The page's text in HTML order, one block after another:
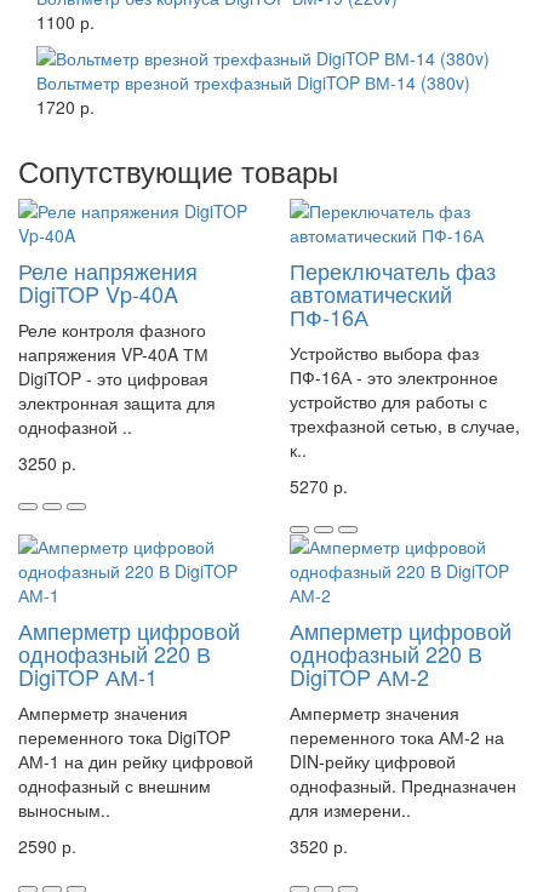
1100 р.
Вольтметр врезной трехфазный DigiTOP ВМ-14 (380v)
1720 р.
Сопутствующие товары
Реле напряжения
DigiTOP Vp-40A
Реле контроля фазного
напряжения VP-40A ТМ
DigiTOP - это цифровая
электронная защита для
однофазной ..
3250 р.
Переключатель фаз
автоматический
ПФ-16А
Устройство выбора фаз
ПФ-16А - это электронное
устройство для работы с
трехфазной сетью, в случае,
к..
5270 р.
Амперметр цифровой
однофазный 220 В
DigiTOP АМ-1
Амперметр значения
переменного тока DigiTOP
АМ-1 на дин рейку цифровой
однофазный с внешним
выносным..
2590 р.
Амперметр цифровой
однофазный 220 В
DigiTOP АМ-2
Амперметр значения
переменного тока АМ-2 на
DIN-рейку цифровой
однофазный. Предназначен
для измерени..
3520 р.